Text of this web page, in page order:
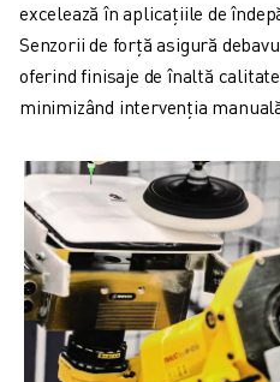
excelează în aplicațiile de
Senzorii de forță asigură
oferind finisaje de înaltă
minimizând intervenția